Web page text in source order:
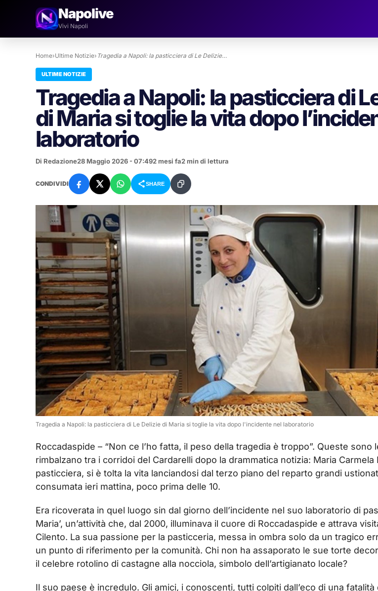
Napolive
Vivi Napoli
Home›Ultime Notizie› Tragedia a Napoli: la pasticciera di Le Delizie…
ULTIME NOTIZIE
Tragedia a Napoli: la pasticciera di
di Maria si toglie la vita dopo
laboratorio
Di Redazione28 Maggio 2026 - 07:492 mesi fa2 min di lettura
CONDIVIDI SHARE
Tragedia a Napoli: la pasticciera di Le Delizie di Maria si toglie la vita dopo l'incidente nel laboratorio
Roccadaspide – “Non ce l’ho fatta, il peso della tragedia è troppo”. Queste sono
rimbalzano tra i corridoi del Cardarelli dopo la drammatica notizia: Maria Carmela
pasticciera, si è tolta la vita lanciandosi dal terzo piano del reparto grandi
consumata ieri mattina, poco prima delle 10.
Era ricoverata in quel luogo sin dal giorno dell’incidente nel suo laboratorio di
Maria’, un’attività che, dal 2000, illuminava il cuore di Roccadaspide e attrava
Cilento. La sua passione per la pasticceria, messa in ombra solo da un tragico
un punto di riferimento per la comunità. Chi non ha assaporato le sue torte
il celebre rotolino di castagne alla nocciola, simbolo dell’artigianato locale?
Il suo paese è incredulo. Gli amici, i conoscenti, tutti colpiti dall’eco di una fatalità